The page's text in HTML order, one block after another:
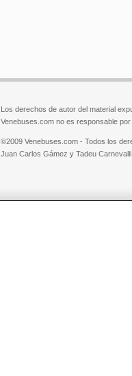
Los derechos de autor del material
Venebuses.com no es responsable
©2009 Venebuses.com - Todos los
Juan Carlos Gámez y Tadeu Carnevalli